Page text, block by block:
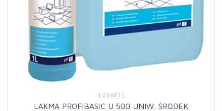
[ 03483 ]
LAKMA PROFIBASIC U 500 UNIW. ŚRODEK